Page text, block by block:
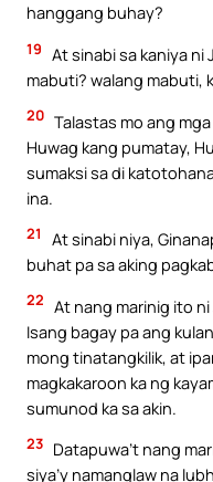
hanggang buhay?
19 At sinabi sa kaniya ni
mabuti? walang mabuti,
20 Talastas mo ang
Huwag kang pumatay,
sumaksi sa di
ina.
21
At sinabi niya,
buhat pa sa aking
22 At nang marinig ito
Isang bagay pa ang
mong tinatangkilik, at
magkakaroon ka ng
sumunod ka sa akin.
23 Datapuwa’t nang
siya’y namanglaw na